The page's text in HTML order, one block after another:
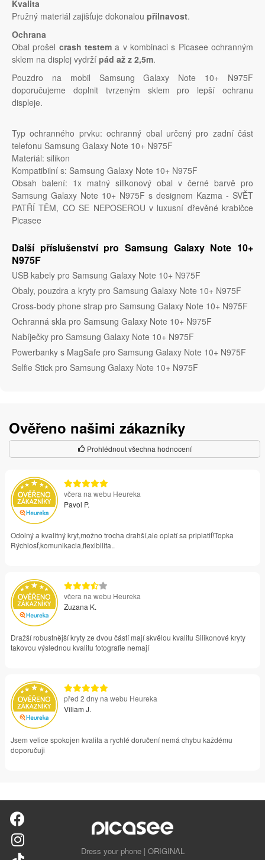
Kvalita
Pružný materiál zajišťuje dokonalou přilnavost.
Ochrana
Obal prošel crash testem a v kombinaci s Picasee ochranným
sklem na displej vydrží pád až z 2,5m.
Pouzdro na mobil Samsung Galaxy Note 10+ N975F
doporučujeme doplnit tvrzeným sklem pro lepší ochranu
displeje.
Typ ochranného prvku: ochranný obal určený pro zadní část
telefonu Samsung Galaxy Note 10+ N975F
Materiál: silikon
Kompatibilní s: Samsung Galaxy Note 10+ N975F
Obsah balení: 1x matný silikonový obal v černé barvě pro
Samsung Galaxy Note 10+ N975F s designem Kazma - SVĚT
PATŘÍ TĚM, CO SE NEPOSEROU v luxusní dřevěné krabičce
Picasee
Další příslušenství pro Samsung Galaxy Note 10+
N975F
USB kabely pro Samsung Galaxy Note 10+ N975F
Obaly, pouzdra a kryty pro Samsung Galaxy Note 10+ N975F
Cross-body phone strap pro Samsung Galaxy Note 10+ N975F
Ochranná skla pro Samsung Galaxy Note 10+ N975F
Nabíječky pro Samsung Galaxy Note 10+ N975F
Powerbanky s MagSafe pro Samsung Galaxy Note 10+ N975F
Selfie Stick pro Samsung Galaxy Note 10+ N975F
Ověřeno našimi zákazníky
Prohlédnout všechna hodnocení
včera na webu Heureka
Pavol P.
Odolný a kvalitný kryt,možno trocha drahší,ale oplatí sa priplatiť!Topka
Rýchlosť,komunikacia,flexibilita..
včera na webu Heureka
Zuzana K.
Dražší robustnější kryty ze dvou částí mají skvělou kvalitu Silikonové kryty
takovou výslednou kvalitu fotografie nemají
před 2 dny na webu Heureka
Viliam J.
Jsem velice spokojen kvalita a rychlé doručení nemá chybu každému
doporučuji
Dress your phone | ORIGINAL